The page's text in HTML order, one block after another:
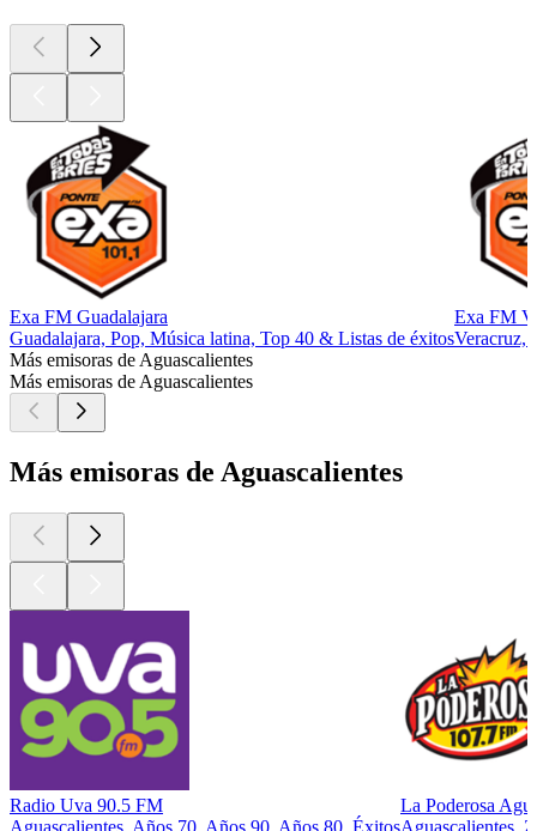
Exa FM Guadalajara
Guadalajara, Pop, Música latina, Top 40 & Listas de éxitos
Exa FM
Veracruz,
Más emisoras de Aguascalientes
Más emisoras de Aguascalientes
Más emisoras de Aguascalientes
Radio Uva 90.5 FM
Aguascalientes, Años 70, Años 90, Años 80, Éxitos
La Poderosa
Aguascalientes,